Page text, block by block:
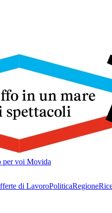
per voi Movida
di LavoroPoliticaRegione